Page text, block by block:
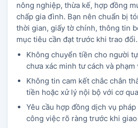
nông nghiệp, thừa kế, hợp đồng
chấp gia đình. Bạn nên chuẩn bị
thời gian, giấy tờ chính, thông tin
mục tiêu cần đạt trước khi trao đổi.
Không chuyển tiền cho người
chưa xác minh tư cách và phạm
Không tin cam kết chắc chắn
tiền hoặc xử lý nội bộ với cơ
Yêu cầu hợp đồng dịch vụ
công việc rõ ràng trước khi giao